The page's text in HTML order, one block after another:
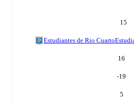
15
Estudiantes de Rio Cuarto
16
-19
5